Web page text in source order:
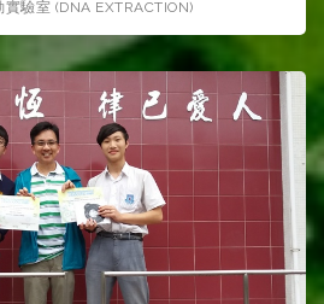
驗室 (DNA EXTRACTION)